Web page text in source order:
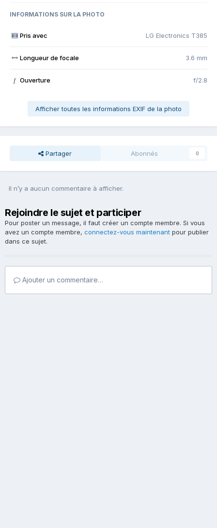
INFORMATIONS SUR LA PHOTO
Pris avec LG Electronics T385
Longueur de focale 3.6 mm
f Ouverture f/2.8
Afficher toutes les informations EXIF de la photo
Partager Abonnés 0
Il n’y a aucun commentaire à afficher.
Rejoindre le sujet et participer
Pour poster un message, il faut créer un compte membre. Si vous
avez un compte membre, connectez-vous maintenant pour publier
dans ce sujet.
Ajouter un commentaire…